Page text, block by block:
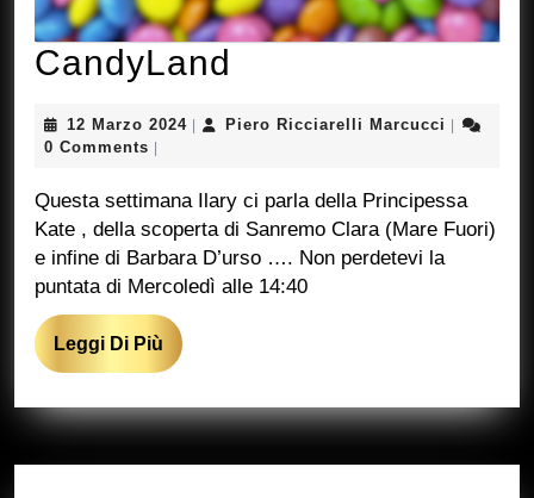
CandyLand
12 Marzo 202412
| Piero Ricciarelli Marcucci Piero
|
0 Comments |
Questa settimana Ilary ci parla della Principessa
Kate , della scoperta di Sanremo Clara (Mare Fuori)
e infine di Barbara D’urso …. Non perdetevi la
puntata di Mercoledì alle 14:40
Leggi Di Più Leggi
Di